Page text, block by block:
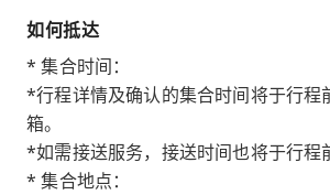
如何抵达
* 集合时间：
*行程详情及确认的集合时间将于行程
箱。
*如需接送服务，接送时间也将于行程
* 集合地点：